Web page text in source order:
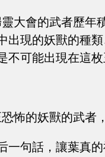
大會的武者歷年
出現的妖獸的種
不可能出現在這
怖的妖獸的武者
一句話，讓葉真